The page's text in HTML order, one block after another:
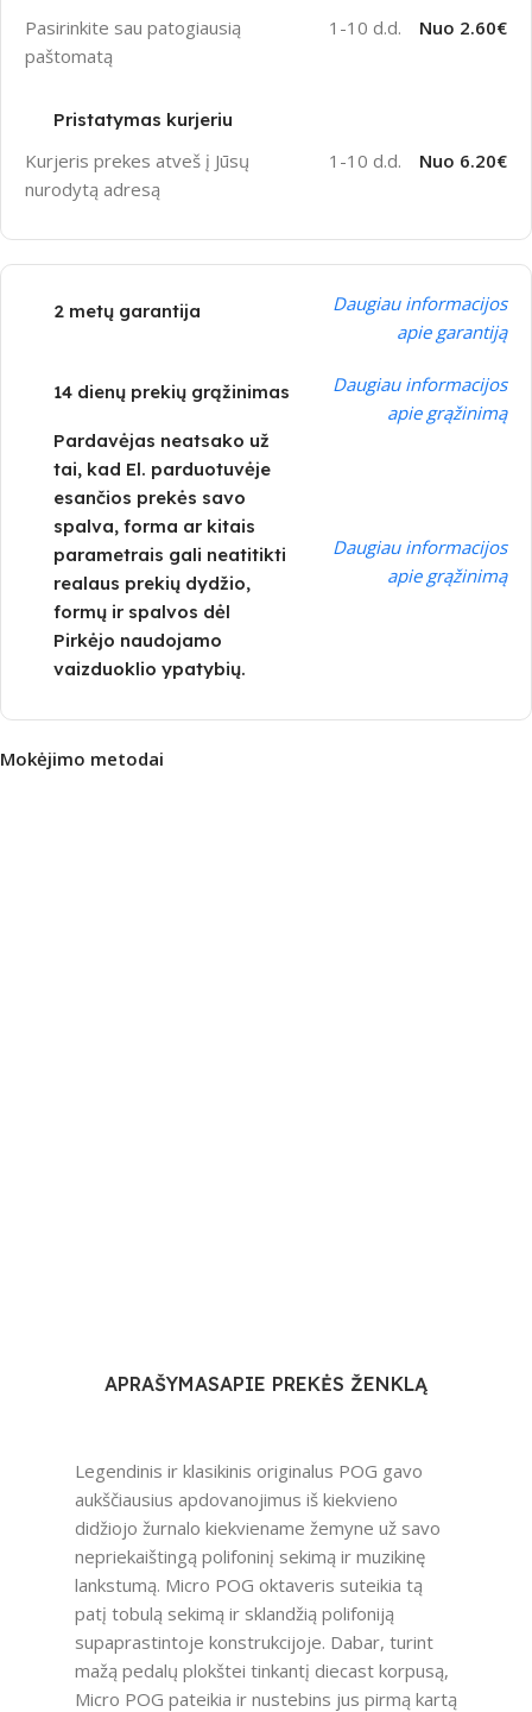
Pasirinkite sau patogiausią
paštomatą
1-10 d.d. Nuo 2.60€
Pristatymas kurjeriu
Kurjeris prekes atveš į Jūsų
nurodytą adresą
1-10 d.d. Nuo 6.20€
2 metų garantija
Daugiau informacijos
apie garantiją
14 dienų prekių grąžinimas
Daugiau informacijos
apie grąžinimą
Pardavėjas neatsako už
tai, kad El. parduotuvėje
esančios prekės savo
spalva, forma ar kitais
parametrais gali neatitikti
realaus prekių dydžio,
formų ir spalvos dėl
Pirkėjo naudojamo
vaizduoklio ypatybių.
Daugiau informacijos
apie grąžinimą
Mokėjimo metodai
APRAŠYMASAPIE PREKĖS ŽENKLĄ
Legendinis ir klasikinis originalus POG gavo
aukščiausius apdovanojimus iš kiekvieno
didžiojo žurnalo kiekviename žemyne už savo
nepriekaištingą polifoninį sekimą ir muzikinę
lankstumą. Micro POG oktaveris suteikia tą
patį tobulą sekimą ir sklandžią polifoniją
supaprastintoje konstrukcijoje. Dabar, turint
mažą pedalų plokštei tinkantį diecast korpusą,
Micro POG pateikia ir nustebins jus pirmą kartą